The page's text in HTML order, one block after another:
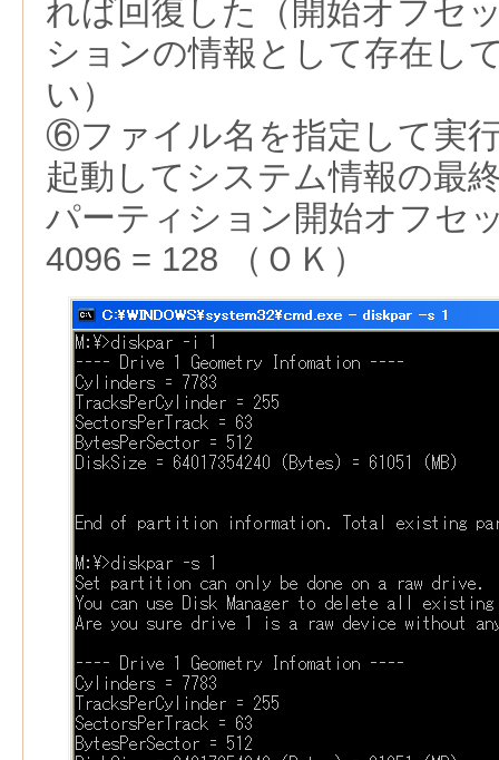
れば回復した（開始オフセ
ションの情報として存在し
い）
⑥ファイル名を指定して実
起動してシステム情報の最
パーティション開始オフセ
4096 = 128 （ＯＫ）